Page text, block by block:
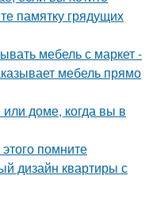
памятку грядущих
мебель с маркет -
мебель прямо
доме, когда вы в
помните
дизайн квартиры с